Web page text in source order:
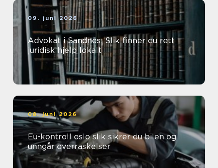
09. juni 2026
Advokat i Sandnes: Slik finner du rett
juridisk hjelp lokalt
08. juni 2026
Eu-kontroll oslo slik sikrer du bilen og
unngår overraskelser